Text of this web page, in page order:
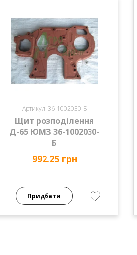
Артикул: 36-1002030-Б
Щит розподілення
Д-65 ЮМЗ 36-1002030-
Б
992.25 грн
Придбати